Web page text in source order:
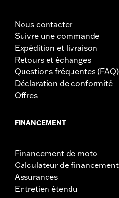
Nous contacter
Suivre une commande
Expédition et livraison
Retours et échanges
Questions fréquentes (FAQ)
Déclaration de conformité
Offres
FINANCEMENT
Financement de moto
Calculateur de financement
Assurances
Entretien étendu